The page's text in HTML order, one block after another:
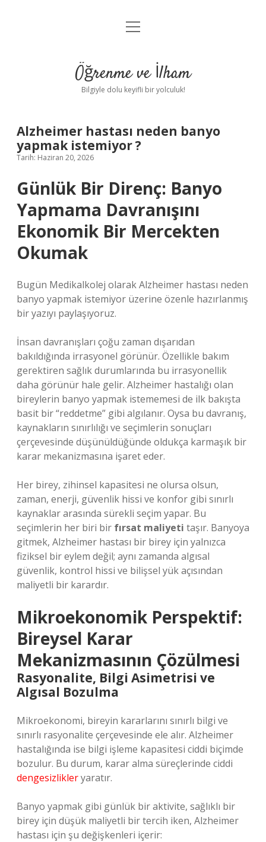
Anasayfa
Yasal Uyarı
menüyü
Öğrenme ve İlham
Bilgiyle dolu keyifli bir yolculuk!
Alzheimer hastası neden banyo
yapmak istemiyor ?
Tarih: Haziran 20, 2026
Günlük Bir Direnç: Banyo
Yapmama Davranışını
Ekonomik Bir Mercekten
Okumak
Bugün Medikalkolej olarak Alzheimer hastası neden
banyo yapmak istemiyor üzerine özenle hazırlanmış
bir yazıyı paylaşıyoruz.
İnsan davranışları çoğu zaman dışarıdan
bakıldığında irrasyonel görünür. Özellikle bakım
gerektiren sağlık durumlarında bu irrasyonellik
daha görünür hale gelir. Alzheimer hastalığı olan
bireylerin banyo yapmak istememesi de ilk bakışta
basit bir “reddetme” gibi algılanır. Oysa bu davranış,
kaynakların sınırlılığı ve seçimlerin sonuçları
çerçevesinde düşünüldüğünde oldukça karmaşık bir
karar mekanizmasına işaret eder.
Her birey, zihinsel kapasitesi ne olursa olsun,
zaman, enerji, güvenlik hissi ve konfor gibi sınırlı
kaynaklar arasında sürekli seçim yapar. Bu
seçimlerin her biri bir fırsat maliyeti taşır. Banyoya
gitmek, Alzheimer hastası bir birey için yalnızca
fiziksel bir eylem değil; aynı zamanda algısal
güvenlik, kontrol hissi ve bilişsel yük açısından
maliyetli bir karardır.
Mikroekonomik Perspektif:
Bireysel Karar
Mekanizmasının Çözülmesi
Rasyonalite, Bilgi Asimetrisi ve
Algısal Bozulma
Mikroekonomi, bireyin kararlarını sınırlı bilgi ve
sınırlı rasyonalite çerçevesinde ele alır. Alzheimer
hastalığında ise bilgi işleme kapasitesi ciddi biçimde
bozulur. Bu durum, karar alma süreçlerinde ciddi
dengesizlikleryaratır.
Banyo yapmak gibi günlük bir aktivite, sağlıklı bir
birey için düşük maliyetli bir tercih iken, Alzheimer
hastası için şu değişkenleri içerir: